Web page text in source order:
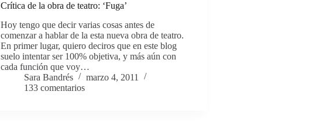
Crítica de la obra de teatro: ‘Fuga’
Hoy tengo que decir varias cosas antes de
comenzar a hablar de la esta nueva obra de teatro.
En primer lugar, quiero deciros que en este blog
suelo intentar ser 100% objetiva, y más aún con
cada función que voy…
Sara Bandrés
marzo 4, 2011
133 comentarios